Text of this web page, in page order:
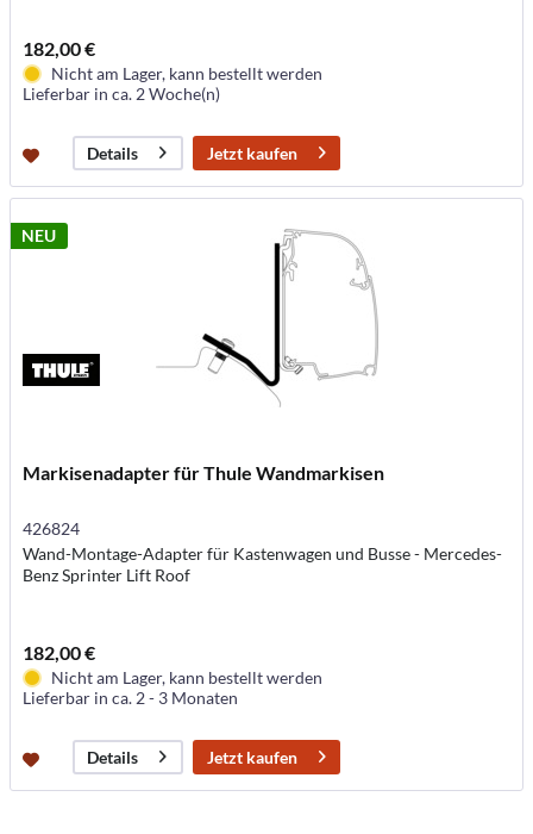
182,00 €
Nicht am Lager, kann bestellt werden
Lieferbar in ca. 2 Woche(n)
Details Jetzt kaufen
NEU
Markisenadapter für Thule Wandmarkisen
426824
Wand-Montage-Adapter für Kastenwagen und Busse - Mercedes-
Benz Sprinter Lift Roof
182,00 €
Nicht am Lager, kann bestellt werden
Lieferbar in ca. 2 - 3 Monaten
Details Jetzt kaufen